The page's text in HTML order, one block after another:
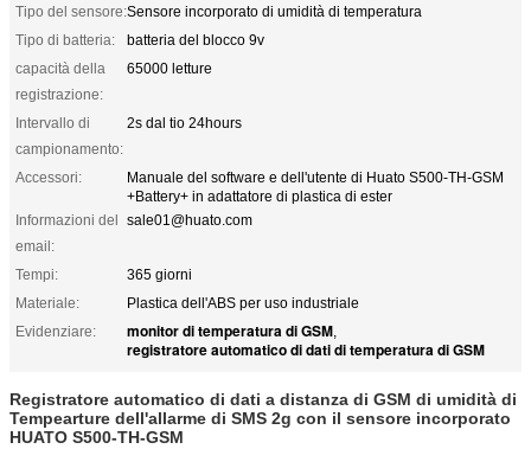
Tipo del sensore:Sensore incorporato di umidità di temperatura
Tipo di batteria:
batteria del blocco 9v
capacità della
registrazione:
65000 letture
Intervallo di
campionamento:
2s dal tio 24hours
Accessori:
Manuale del software e dell'utente di Huato S500-TH-GSM
+Battery+ in adattatore di plastica di ester
Informazioni del
email:
sale01@huato.com
Tempi:
365 giorni
Materiale:
Plastica dell'ABS per uso industriale
Evidenziare:
monitor di temperatura di GSM,
registratore automatico di dati di temperatura di GSM
Registratore automatico di dati a distanza di GSM di umidità di
Tempearture dell'allarme di SMS 2g con il sensore incorporato
HUATO S500-TH-GSM